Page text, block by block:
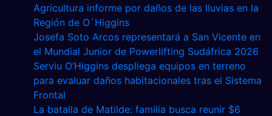
Agricultura informe por daños de las lluvias en la
Región de O´Higgins
Josefa Soto Arcos representará a San Vicente en
el Mundial Junior de Powerlifting Sudáfrica 2026
Serviu O’Higgins despliega equipos en terreno
para evaluar daños habitacionales tras el Sistema
Frontal
La batalla de Matilde: familia busca reunir $6